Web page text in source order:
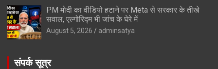
PM मोदी का वीडियो हटाने पर Meta से सरकार के तीखे
सवाल, एल्गोरिद्म भी जांच के घेरे में
August 5, 2026 adminsatya
संपर्क सूत्र